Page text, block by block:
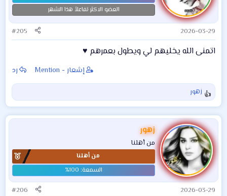
ا
ت
:
العضو الاكثر تفاعلاً هذا الشهر
2026-03-29
#205
اتمنى الله يخليهم لي ويطول بعمرهم ♥️
إشعار - Mention رد
ا
ل
ت
ف
ا
ع
ل
ا
ت
:
زهور
زهور
من أهلنا
من أهلنا
2026-03-29
#206